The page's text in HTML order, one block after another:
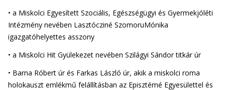
• a Miskolci Egyesített Szociális, Egészségügyi és Gyermekjóléti
Intézmény nevében Lasztócziné SzomoruMónika
igazgatóhelyettes asszony
• a Miskolci Hit Gyülekezet nevében Szilágyi Sándor titkár úr
• Barna Róbert úr és Farkas László úr, akik a miskolci roma
holokauszt emlékmű felállításban az Episztémé Egyesülettel és